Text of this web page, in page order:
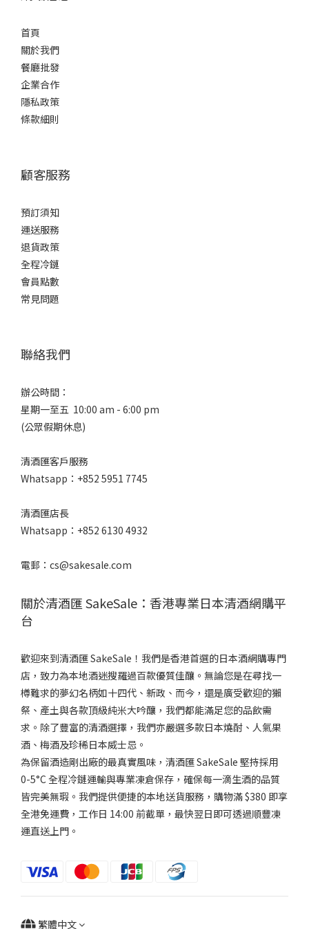
首頁
關於我們
餐廳批發
企業合作
隱私政策
條款細則
顧客服務
預訂須知
運送服務
退貨政策
全程冷鏈
會員點數
常見問題
聯絡我們
辦公時間：
星期一至五 10:00 am - 6:00 pm
(公眾假期休息)
清酒匯客戶服務
Whatsapp：+852 5951 7745
清酒匯店長
Whatsapp：+852 6130 4932
電郵：cs@sakesale.com
關於清酒匯 SakeSale：香港專業日本清酒網購平
台
歡迎來到清酒匯 SakeSale！我們是香港首選的日本酒網購專門
店，致力為本地酒迷搜羅過百款優質佳釀。無論您是在尋找一
樽難求的夢幻名柄如十四代、新政、而今，還是廣受歡迎的獺
祭、產土與各款頂級純米大吟釀，我們都能滿足您的品飲需
求。除了豐富的清酒選擇，我們亦嚴選多款日本燒酎、人氣果
酒、梅酒及珍稀日本威士忌。
為保留酒造剛出廠的最真實風味，清酒匯 SakeSale 堅持採用
0-5°C 全程冷鏈運輸與專業凍倉保存，確保每一滴生酒的品質
皆完美無瑕。我們提供便捷的本地送貨服務，購物滿 $380 即享
全港免運費，工作日 14:00 前截單，最快翌日即可透過順豐凍
運直送上門。
繁體中文